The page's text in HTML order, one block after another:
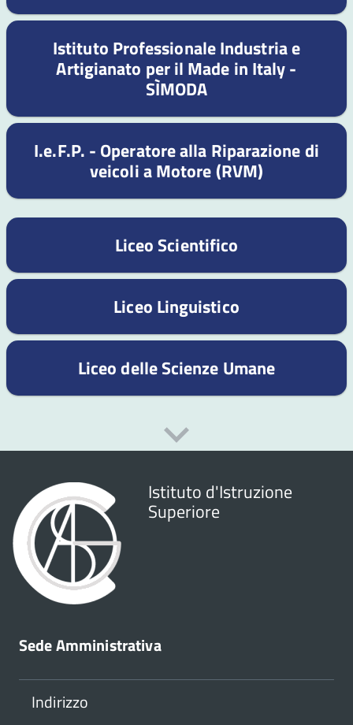
Istituto Professionale Industria e
Artigianato per il Made in Italy -
SÌMODA
I.e.F.P. - Operatore alla Riparazione di
veicoli a Motore (RVM)
Liceo Scientifico
Liceo Linguistico
Liceo delle Scienze Umane
Istituto d'Istruzione
Superiore
Sede Amministrativa
Indirizzo